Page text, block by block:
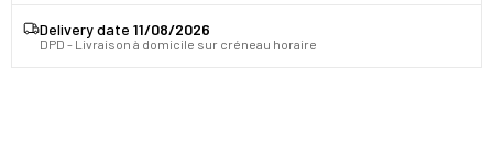
Delivery date 11/08/2026
DPD - Livraison à domicile sur créneau horaire